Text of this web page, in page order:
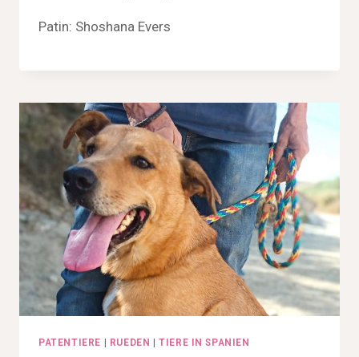
Patin: Shoshana Evers
PATENTIERE RUEDEN |TIERE IN SPANIEN